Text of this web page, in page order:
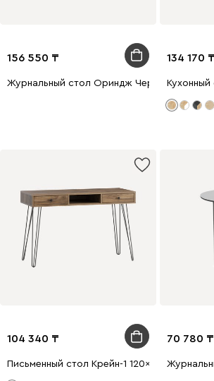
156 550
Журнальный стол Ориндж Черный
134 170
104 340
Письменный стол Крейн-1 120x50 Дуб
70 780